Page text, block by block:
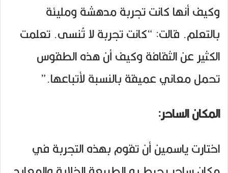
وكيف أنها كانت تجربة مدهشة ومليئة
بالتعلم. قالت: “كانت تجربة لا تُنسى. تعلمت
الكثير عن الثقافة وكيف أن هذه الطقوس
تحمل معاني عميقة بالنسبة لأتباعها.”
المكان الساحر:
اختارت ياسمين أن تقوم بهذه التجربة في